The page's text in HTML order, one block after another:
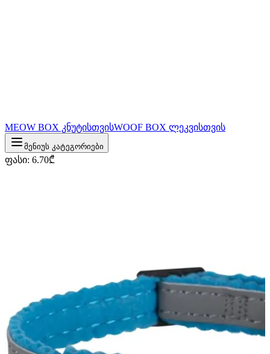
MEOW BOX კნუტისთვისWOOF BOX ლეკვისთვის
მენიუს კატეგორიები
ფასი: 6.70₾